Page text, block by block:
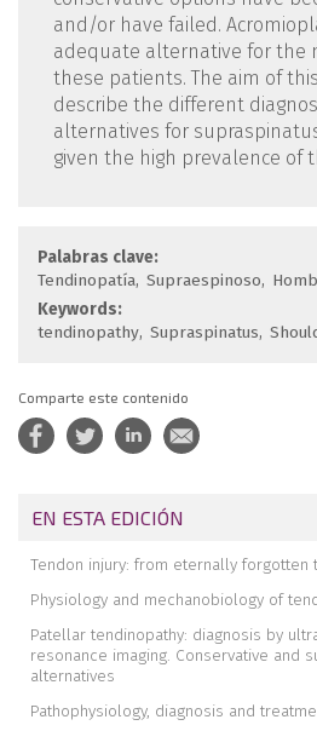
and/or have failed.
adequate alternative for the
these patients. The aim of
describe the different
alternatives for
given the high prevalence of
Palabras clave:
Tendinopatía Supraespinoso
Keywords:
tendinopathy Supraspinatus
Comparte este contenido
EN ESTA EDICIÓN
Tendon injury: from eternally forgotten
Physiology and mechanobiology of
Patellar tendinopathy: diagnosis by
resonance imaging. Conservative and
alternatives
Pathophysiology, diagnosis and